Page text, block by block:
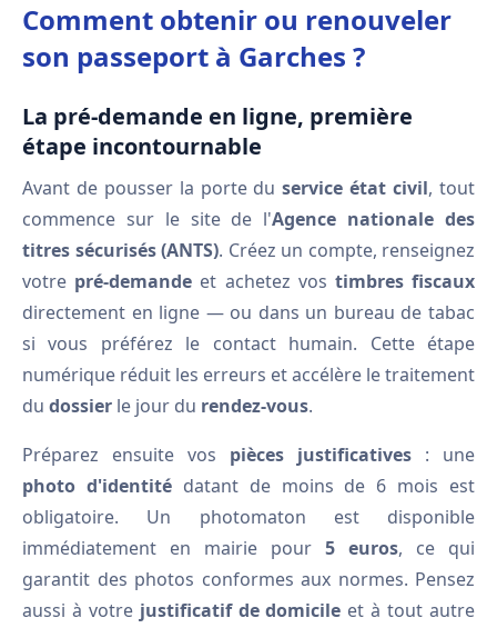
Comment obtenir ou renouveler
son passeport à Garches ?
La pré-demande en ligne, première
étape incontournable
Avant de pousser la porte duservice état civil, tout
commence sur le site de l'Agence nationale des
titres sécurisés (ANTS). Créez un compte, renseignez
votre pré-demande et achetez vos timbres fiscaux
directement en ligne — ou dans un bureau de tabac
si vous préférez le contact humain. Cette étape
numérique réduit les erreurs et accélère le traitement
du dossier le jour du rendez-vous.
Préparez ensuite vos pièces justificatives : une
photo d'identitédatant de moins de 6 mois est
obligatoire. Un photomaton est disponible
immédiatement en mairie pour 5 euros, ce qui
garantit des photos conformes aux normes. Pensez
aussi à votre justificatif de domicile et à tout autre